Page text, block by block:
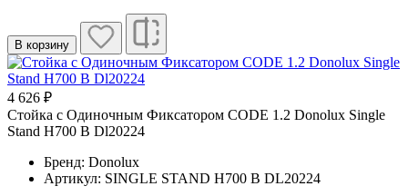
В корзину
4 626 ₽
Стойка с Одиночным Фиксатором CODE 1.2 Donolux Single
Stand H700 B Dl20224
Бренд: Donolux
Артикул: SINGLE STAND H700 B DL20224